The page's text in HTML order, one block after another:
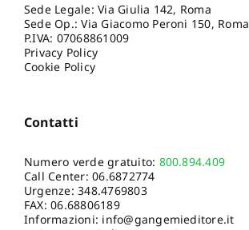
Sede Legale: Via Giulia 142, Roma
Sede Op.: Via Giacomo Peroni 150, Roma
P.IVA: 07068861009
Privacy Policy
Cookie Policy
Contatti
Numero verde gratuito: 800.894.409
Call Center:06.6872774
Urgenze:348.4769803
FAX: 06.68806189
Informazioni: info@gangemieditore.it